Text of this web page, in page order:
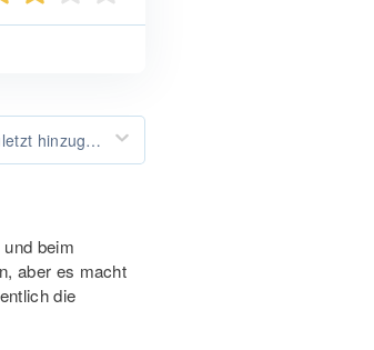
Zuletzt hinzugefügt
beim
aber es macht
die